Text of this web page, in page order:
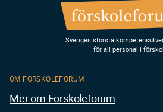
Sveriges största
för all personal i
OM FÖRSKOLEFORUM
Mer om Förskoleforum